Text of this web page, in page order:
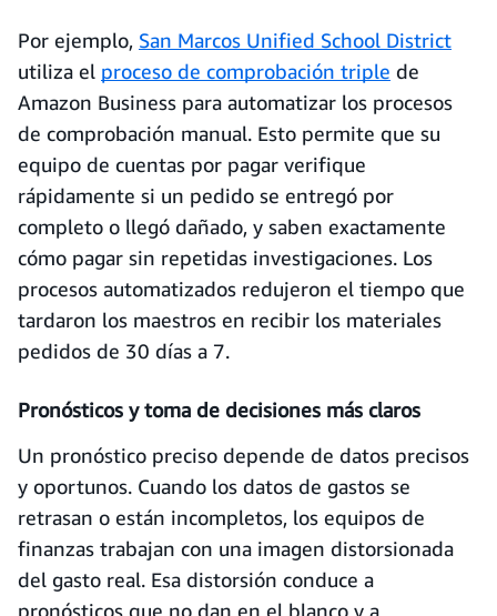
Por ejemplo, San Marcos Unified School District
utiliza el proceso de comprobación triple de
Amazon Business para automatizar los procesos
de comprobación manual. Esto permite que su
equipo de cuentas por pagar verifique
rápidamente si un pedido se entregó por
completo o llegó dañado, y saben exactamente
cómo pagar sin repetidas investigaciones. Los
procesos automatizados redujeron el tiempo que
tardaron los maestros en recibir los materiales
pedidos de 30 días a 7.
Pronósticos y toma de decisiones más claros
Un pronóstico preciso depende de datos precisos
y oportunos. Cuando los datos de gastos se
retrasan o están incompletos, los equipos de
finanzas trabajan con una imagen distorsionada
del gasto real. Esa distorsión conduce a
pronósticos que no dan en el blanco y a